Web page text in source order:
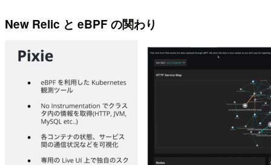
New Relic と eBPF の関わり